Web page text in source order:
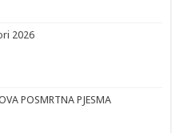
2026
POSMRTNA PJESMA